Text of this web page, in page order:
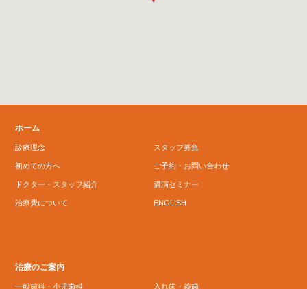
ホーム
診療理念
初めての方へ
ドクター・スタッフ紹介
治療費について
スタッフ募集
ご予約・お問い合わせ
講演セミナー
ENGLISH
治療のご案内
一般歯科・小児歯科 入れ歯・義歯